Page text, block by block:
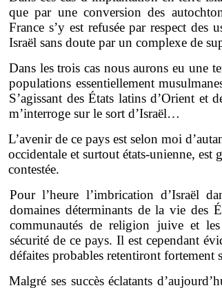
que par une conversion des
France s’y est refusée par respect des
Israël sans doute par un complexe de
Dans les trois cas nous aurons eu une
populations essentiellement
S’agissant des États latins d’Orient et
m’interroge sur le sort d’Israël…
L’avenir de ce pays est selon moi
occidentale et surtout états-unienne,
contestée.
Pour l’heure l’imbrication d’Israël
domaines déterminants de la vie des
communautés de religion juive et
sécurité de ce pays. Il est cependant
défaites probables retentiront fortement
Malgré ses succès éclatants